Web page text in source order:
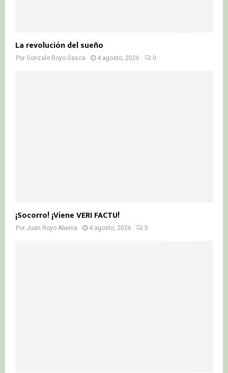
La revolución del sueño
Por Gonzalo Royo Gasca 4 agosto, 2026 0
¡Socorro! ¡Viene VERI FACTU!
Por Juan Royo Abenia 4 agosto, 2026 0